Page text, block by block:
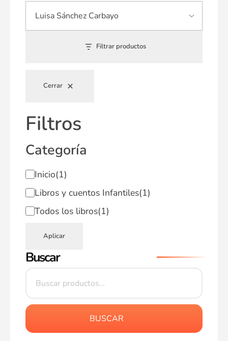
Filtrar productos
Cerrar
Filtros
Categoría
Inicio(1)
Libros y cuentos Infantiles(1)
Todos los libros(1)
Aplicar
Buscar
BUSCAR